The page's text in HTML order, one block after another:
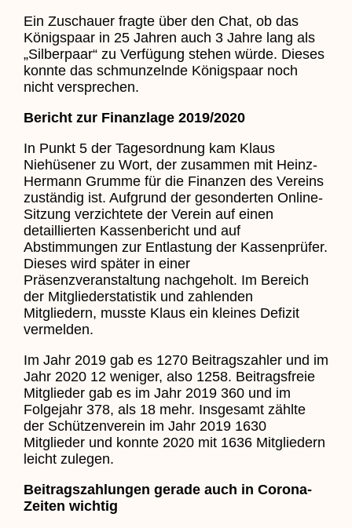
Ein Zuschauer fragte über den Chat, ob das
Königspaar in 25 Jahren auch 3 Jahre lang als
„Silberpaar“ zu Verfügung stehen würde. Dieses
konnte das schmunzelnde Königspaar noch
nicht versprechen.
Bericht zur Finanzlage 2019/2020
In Punkt 5 der Tagesordnung kam Klaus
Niehüsener zu Wort, der zusammen mit Heinz-
Hermann Grumme für die Finanzen des Vereins
zuständig ist. Aufgrund der gesonderten Online-
Sitzung verzichtete der Verein auf einen
detaillierten Kassenbericht und auf
Abstimmungen zur Entlastung der Kassenprüfer.
Dieses wird später in einer
Präsenzveranstaltung nachgeholt. Im Bereich
der Mitgliederstatistik und zahlenden
Mitgliedern, musste Klaus ein kleines Defizit
vermelden.
Im Jahr 2019 gab es 1270 Beitragszahler und im
Jahr 2020 12 weniger, also 1258. Beitragsfreie
Mitglieder gab es im Jahr 2019 360 und im
Folgejahr 378, als 18 mehr. Insgesamt zählte
der Schützenverein im Jahr 2019 1630
Mitglieder und konnte 2020 mit 1636 Mitgliedern
leicht zulegen.
Beitragszahlungen gerade auch in Corona-
Zeiten wichtig